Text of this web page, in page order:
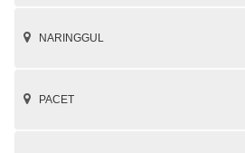
NARINGGUL
PACET